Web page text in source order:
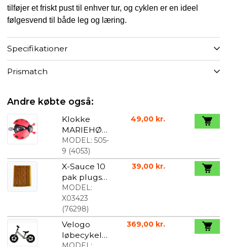
tilføjer et friskt pust til enhver tur, og cyklen er en ideel
følgesvend til både leg og læring.
Specifikationer
Prismatch
Andre købte også:
Klokke
MARIEHØN
E rød
MODEL: 505-
9 (4053)
49,00 kr.
X-Sauce 10
pak plugs
til tubeless
dæktætnin
g
MODEL:
X03423
(76298)
39,00 kr.
Velogo
løbecykel
369,00 kr.